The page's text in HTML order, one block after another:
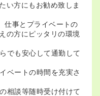
い方にもお勧め致しま
事とプライベートの
の方にピッタリの環境
でも安心して通勤して
ベートの時間を充実さ
相談等随時受け付けて